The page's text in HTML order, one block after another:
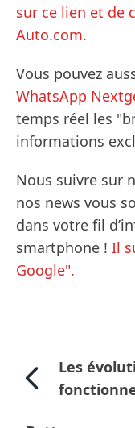
sur ce lien et de
Auto.com.
Vous pouvez
WhatsApp
temps réel les
informations
Nous suivre sur
nos news vous
dans votre fil
smartphone ! Il
Google".
Les